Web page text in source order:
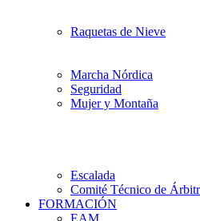
Raquetas de Nieve
Marcha Nórdica
Seguridad
Mujer y Montaña
Escalada
Comité Técnico de
FORMACIÓN
EAM